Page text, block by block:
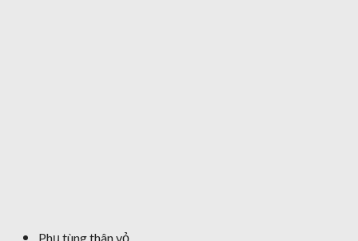
Phụ tùng thân vỏ